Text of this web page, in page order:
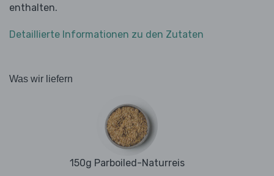
enthalten.
Detaillierte Informationen zu den Zutaten
Was wir liefern
150g Parboiled-Naturreis